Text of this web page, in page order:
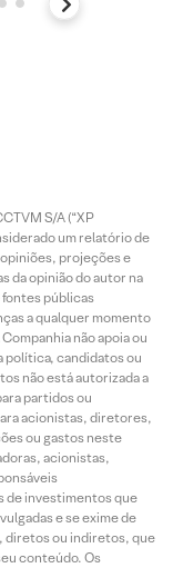
S/A (“XP
um relatório de
projeções e
da opinião do autor na
fontes públicas
a qualquer momento
não apoia ou
política, candidatos ou
não está autorizada a
partidos ou
acionistas, diretores,
ou gastos neste
acionistas,
de investimentos que
e se exime de
diretos ou indiretos, que
conteúdo. Os